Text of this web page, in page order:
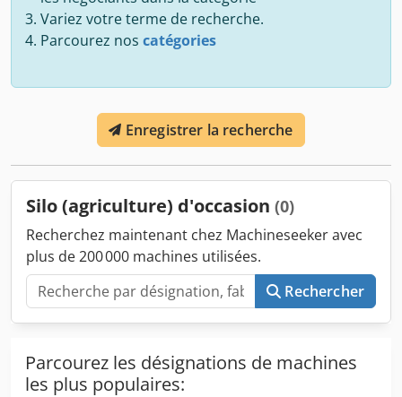
Variez votre terme de recherche.
Parcourez nos catégories
Enregistrer la recherche
Silo (agriculture) d'occasion (0)
Recherchez maintenant chez Machineseeker avec
plus de 200 000 machines utilisées.
Rechercher
Parcourez les désignations de machines
les plus populaires: